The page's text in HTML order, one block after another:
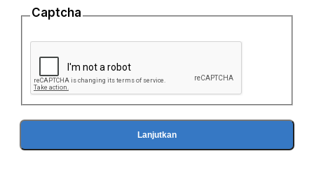
Captcha
Lanjutkan